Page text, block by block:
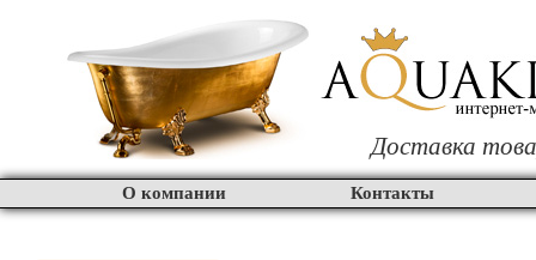
Доставка
О компании Контакты